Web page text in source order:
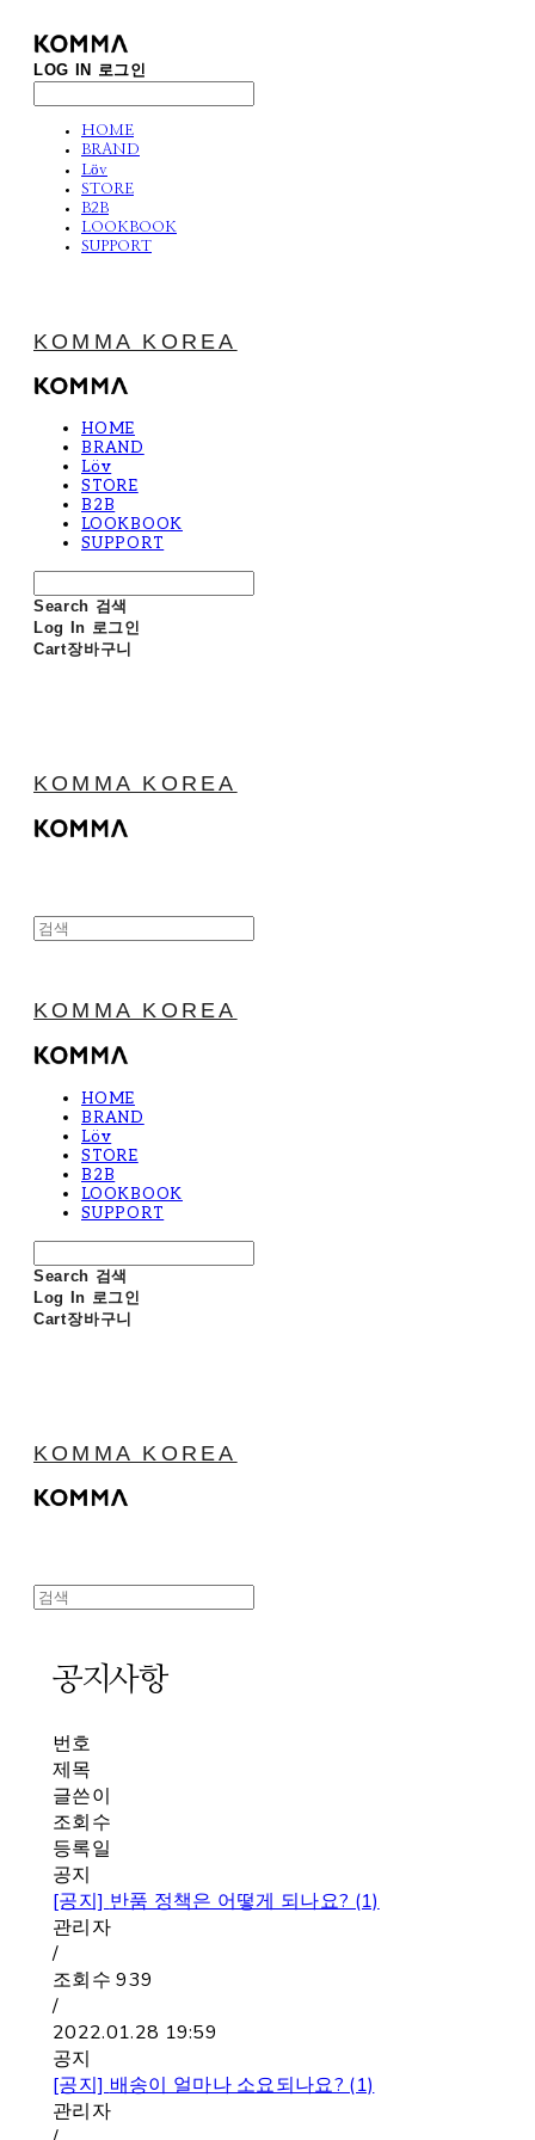
LOG IN 로그인
HOME
BRAND
Löv
STORE
B2B
LOOKBOOK
SUPPORT
KOMMA KOREA
HOME
BRAND
Löv
STORE
B2B
LOOKBOOK
SUPPORT
Search 검색
Log In 로그인
Cart장바구니
KOMMA KOREA
KOMMA KOREA
HOME
BRAND
Löv
STORE
B2B
LOOKBOOK
SUPPORT
Search 검색
Log In 로그인
Cart장바구니
KOMMA KOREA
공지사항
번호
제목
글쓴이
조회수
등록일
공지
[공지] 반품 정책은 어떻게 되나요? (1)
관리자
/
조회수939
/
2022.01.28 19:59
공지
[공지] 배송이 얼마나 소요되나요? (1)
관리자